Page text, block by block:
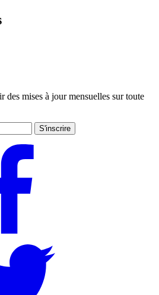
des mises à jour mensuelles sur toute
S'inscrire